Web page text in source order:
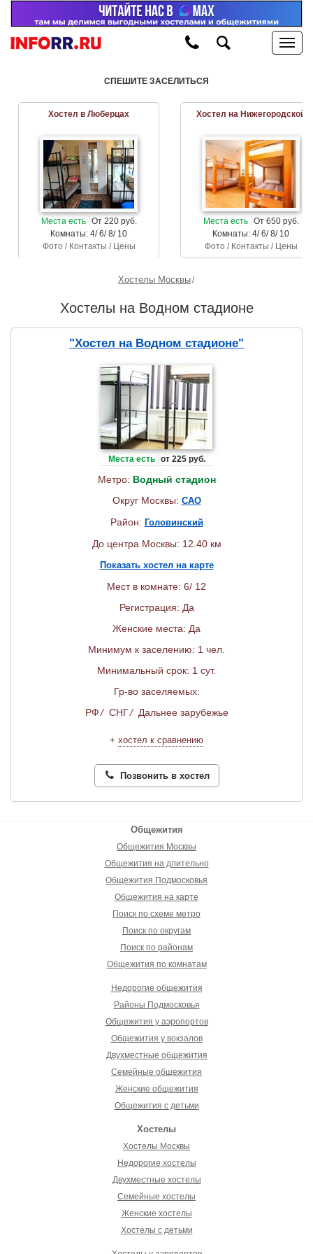
СПЕШИТЕ ЗАСЕЛИТЬСЯ
Хостел в Люберцах
Места есть От 220 руб.
Комнаты: 4/ 6/ 8/ 10
Фото / Контакты / Цены
Хостел на Нижегородской
Места есть От 650 руб.
Комнаты: 4/ 6/ 8/ 10
Фото / Контакты / Цены
Хостелы Москвы
Хостелы на Водном стадионе
"Хостел на Водном стадионе"
Места есть от 225 руб.
Метро: Водный стадион
Округ Москвы: САО
Район: Головинский
До центра Москвы: 12.40 км
Показать хостел на карте
Мест в комнате: 6/ 12
Регистрация: Да
Женские места: Да
Минимум к заселению: 1 чел.
Минимальный срок: 1 сут.
Гр-во заселяемых:
РФ/ СНГ/ Дальнее зарубежье
+ хостел к сравнению
Позвонить в хостел
Общежития
Общежития Москвы
Общежития на длительно
Общежития Подмосковья
Общежития на карте
Поиск по схеме метро
Поиск по округам
Поиск по районам
Общежития по комнатам
Недорогие общежития
Районы Подмосковья
Общежития у аэропортов
Общежития у вокзалов
Двухместные общежития
Семейные общежития
Женские общежития
Общежития с детьми
Хостелы
Хостелы Москвы
Недорогие хостелы
Двухместные хостелы
Семейные хостелы
Женские хостелы
Хостелы с детьми